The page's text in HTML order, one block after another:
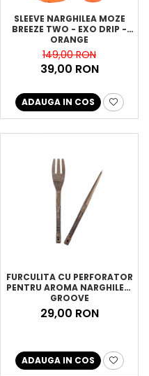
SLEEVE NARGHILEA MOZE
BREEZE TWO - EXO DRIP -
ORANGE
149,00 RON
39,00 RON
ADAUGA IN COS
FURCULITA CU PERFORATOR
PENTRU AROMA NARGHILEA,
GROOVE
29,00 RON
ADAUGA IN COS